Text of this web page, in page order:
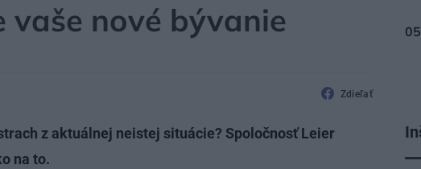
vaše nové bývanie
Zdieľať
z aktuálnej neistej situácie? Spoločnosť Leier
na to.